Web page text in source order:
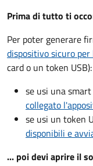
Prima di tutto ti
Per poter generare
dispositivo sicuro
card o un token USB):
se usi una
collegato
se usi un token
disponibili e
... poi devi aprire il